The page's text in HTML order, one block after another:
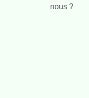
nous ?